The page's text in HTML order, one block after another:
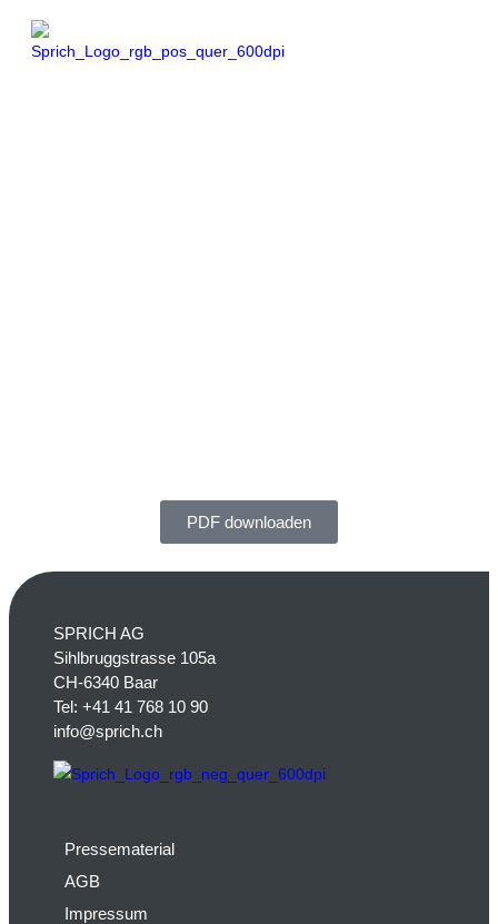
PDF downloaden
SPRICH AG
Sihlbruggstrasse 105a
CH-6340 Baar
Tel: +41 41 768 10 90
info@sprich.ch
Pressematerial
AGB
Impressum